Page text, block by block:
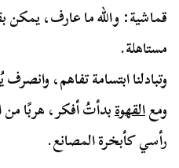
قماشية: والله ما عارف،
مستاهلة.
وتبادلنا ابتسامة تفاهم،
ومعالقهوةبدأتُ أفكر، هربًا من
رأسي كأبخرة المصانع.